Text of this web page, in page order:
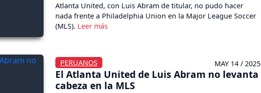
Atlanta United, con Luis Abram de titular, no pudo hacer
nada frente a Philadelphia Union en la Major League Soccer
(MLS).
PERUANOS MAY 14 / 2025
El Atlanta United de Luis Abram no levanta
cabeza en la MLS